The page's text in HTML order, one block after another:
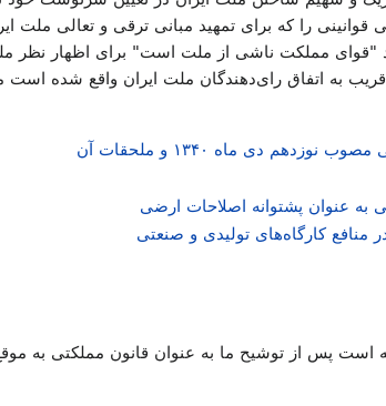
را که برای تمهید مبانی ترقی و تعالی ملت
مملکت ناشی از ملت است" برای اظهار نظر
قریب به اتفاق رای‌دهندگان ملت ایران واقع شده است
دی ماه ۱۳۴۰ و ملحقات آن
به عنوان پشتوانه اصلاحات ارضی
منافع کارگاه‌های تولیدی و صنعتی
است پس از توشیح ما به عنوان قانون مملکتی به